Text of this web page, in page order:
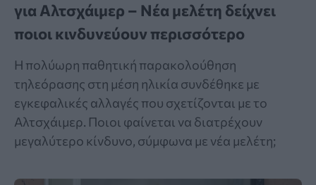
για Αλτσχάιμερ – Νέα μελέτη δείχνει
ποιοι κινδυνεύουν περισσότερο
Η πολύωρη παθητική παρακολούθηση
τηλεόρασης στη μέση ηλικία συνδέθηκε με
εγκεφαλικές αλλαγές που σχετίζονται με το
Αλτσχάιμερ. Ποιοι φαίνεται να διατρέχουν
μεγαλύτερο κίνδυνο, σύμφωνα με νέα μελέτη;